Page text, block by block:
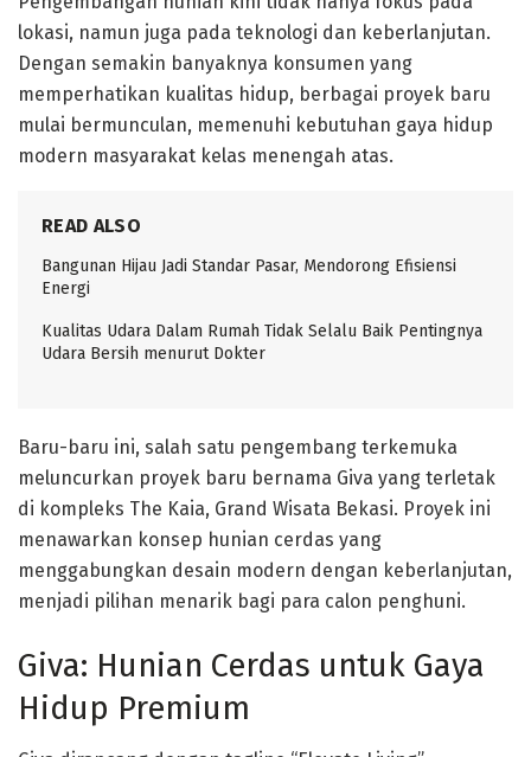
lokasi, namun juga pada teknologi dan keberlanjutan.
Dengan semakin banyaknya konsumen yang
memperhatikan kualitas hidup, berbagai proyek baru
mulai bermunculan, memenuhi kebutuhan gaya hidup
modern masyarakat kelas menengah atas.
READ ALSO
Bangunan Hijau Jadi Standar Pasar, Mendorong Efisiensi
Energi
Kualitas Udara Dalam Rumah Tidak Selalu Baik Pentingnya
Udara Bersih menurut Dokter
Baru-baru ini, salah satu pengembang terkemuka
meluncurkan proyek baru bernama Giva yang terletak
di kompleks The Kaia, Grand Wisata Bekasi. Proyek ini
menawarkan konsep hunian cerdas yang
menggabungkan desain modern dengan keberlanjutan,
menjadi pilihan menarik bagi para calon penghuni.
Giva: Hunian Cerdas untuk Gaya
Hidup Premium